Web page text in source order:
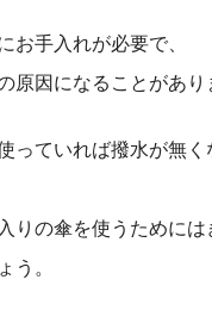
お手入れが必要で、
原因になることがあり
っていれば撥水が無く
りの傘を使うためには
う。